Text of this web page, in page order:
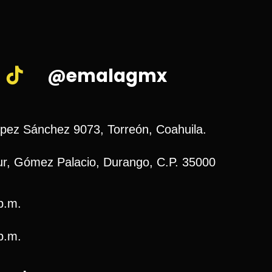
@emalagmx
Sánchez 9073, Torreón, Coahuila.
Gómez Palacio, Durango, C.P. 35000